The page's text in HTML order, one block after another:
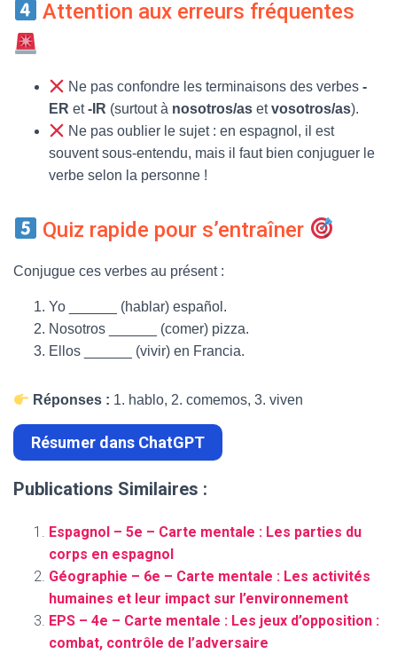
Attention aux erreurs fréquentes
Ne pas confondre les terminaisons des verbes-
ER et-IR (surtout à nosotros/as etvosotros/as).
Ne pas oublier le sujet : en espagnol, il est
souvent sous-entendu, mais il faut bien conjuguer le
verbe selon la personne !
Quiz rapide pour s’entraîner
Conjugue ces verbes au présent :
Yo ______ (hablar) español.
Nosotros ______ (comer) pizza.
Ellos ______ (vivir) en Francia.
Réponses : 1. hablo, 2. comemos, 3. viven
Résumer dans ChatGPT
Publications Similaires :
Espagnol – 5e – Carte mentale : Les parties du
corps en espagnol
Géographie – 6e – Carte mentale : Les activités
humaines et leur impact sur l’environnement
EPS – 4e – Carte mentale : Les jeux d’opposition :
combat, contrôle de l’adversaire